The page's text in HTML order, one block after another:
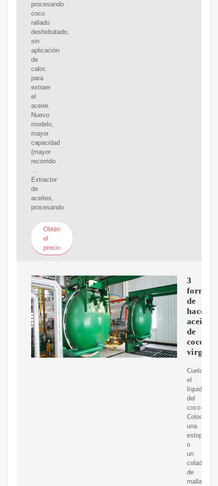
procesando
coco
rallado
deshidratado,
sin
aplicación
de
calor,
para
extraer
el
aceite.
Nuevo
modelo,
mayor
capacidad
(mayor
recorrido
...
Extractor
de
aceites,
procesando
Obtén
el
precio
3
formas
de
hacer
aceite
de
coco
virgen
Cuela
el
líquido
del
coco.
Coloca
una
estopilla
o
un
colador
de
malla